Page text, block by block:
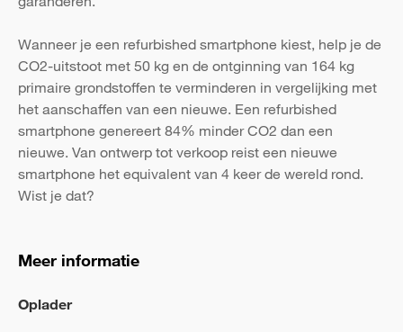
Wanneer je een refurbished smartphone kiest, help je de
CO2-uitstoot met 50 kg en de ontginning van 164 kg
primaire grondstoffen te verminderen in vergelijking met
het aanschaffen van een nieuwe. Een refurbished
smartphone genereert 84% minder CO2 dan een
nieuwe. Van ontwerp tot verkoop reist een nieuwe
smartphone het equivalent van 4 keer de wereld rond.
Wist je dat?
Meer informatie
Oplader